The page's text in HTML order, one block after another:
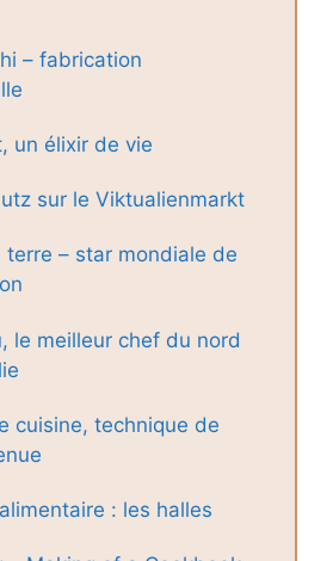
– fabrication
un élixir de vie
sur le Viktualienmarkt
terre – star mondiale de
le meilleur chef du nord
cuisine, technique de
: les halles